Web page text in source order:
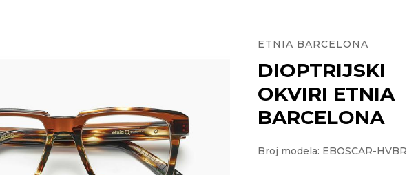
ETNIA BARCELONA
DIOPTRIJSKI
OKVIRI ETNIA
BARCELONA
Broj modela: EBOSCAR-HVBR